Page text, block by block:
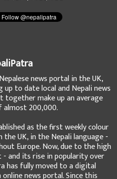
news portal in the UK,
to date local and Nepali news
together make up an average
almost 200,000.
as the first weekly colour
the UK, in the Nepali language -
Europe. Now, due to the high
and its rise in popularity over
has fully moved to a digital
news portal. Since this